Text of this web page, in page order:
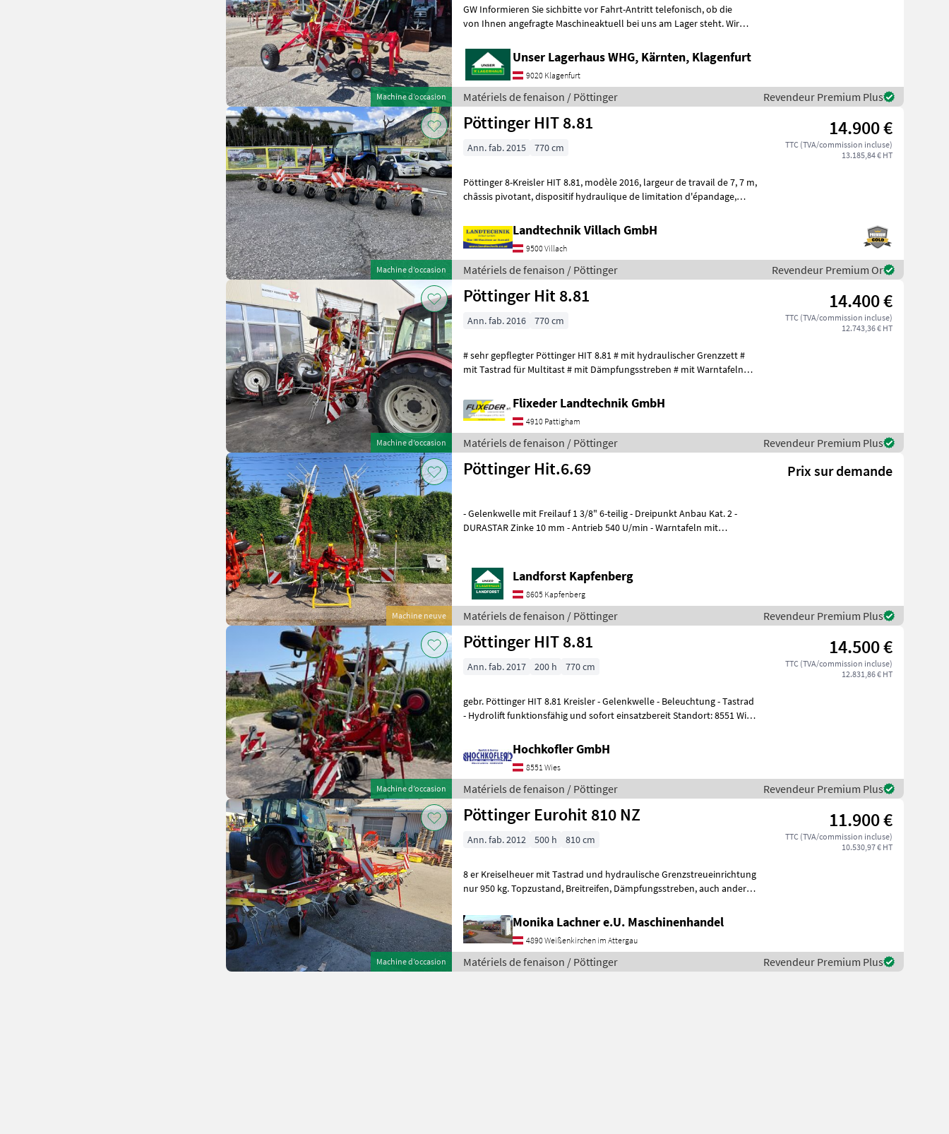
Machine d’occasion
GW Informieren Sie sichbitte vor Fahrt-Antritt telefonisch, ob die
von Ihnen angefragte Maschineaktuell bei uns am Lager steht. Wir
Unser Lagerhaus WHG, Kärnten, Klagenfurt
9020 Klagenfurt
Matériels de fenaison / Pöttinger Revendeur Premium Plus
Machine d’occasion
Pöttinger HIT 8.81 14.900 €
TTC (TVA/commission incluse)
13.185,84 € HT
Ann. fab. 2015 770 cm
Pöttinger 8-Kreisler HIT 8.81, modèle 2016, largeur de travail de 7, 7 m,
châssis pivotant, dispositif hydraulique de limitation d'épandage,
Landtechnik Villach GmbH
9500 Villach
Matériels de fenaison / Pöttinger Revendeur Premium Or
Machine d’occasion
Pöttinger Hit 8.81 14.400 €
TTC (TVA/commission incluse)
12.743,36 € HT
Ann. fab. 2016 770 cm
# sehr gepflegter Pöttinger HIT 8.81 # mit hydraulischer Grenzzett #
mit Tastrad für Multitast # mit Dämpfungsstreben # mit Warntafeln
Flixeder Landtechnik GmbH
4910 Pattigham
Matériels de fenaison / Pöttinger Revendeur Premium Plus
Machine neuve
Pöttinger Hit.6.69 Prix sur demande
- Gelenkwelle mit Freilauf 1 3/8" 6-teilig - Dreipunkt Anbau Kat. 2 -
DURASTAR Zinke 10 mm - Antrieb 540 U/min - Warntafeln mit
Landforst Kapfenberg
8605 Kapfenberg
Matériels de fenaison / Pöttinger Revendeur Premium Plus
Machine d’occasion
Pöttinger HIT 8.81 14.500 €
TTC (TVA/commission incluse)
12.831,86 € HT
Ann. fab. 2017 200 h 770 cm
gebr. Pöttinger HIT 8.81 Kreisler - Gelenkwelle - Beleuchtung - Tastrad
- Hydrolift funktionsfähig und sofort einsatzbereit Standort: 8551 Wies
Hochkofler GmbH
8551 Wies
Matériels de fenaison / Pöttinger Revendeur Premium Plus
Machine d’occasion
Pöttinger Eurohit 810 NZ 11.900 €
TTC (TVA/commission incluse)
10.530,97 € HT
Ann. fab. 2012 500 h 810 cm
8 er Kreiselheuer mit Tastrad und hydraulische Grenzstreueinrichtung
nur 950 kg. Topzustand, Breitreifen, Dämpfungsstreben, auch andere
Monika Lachner e.U. Maschinenhandel
4890 Weißenkirchen im Attergau
Matériels de fenaison / Pöttinger Revendeur Premium Plus